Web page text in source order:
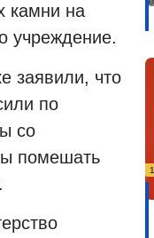
камни на
учреждение.
заявили, что
по
со
помешать